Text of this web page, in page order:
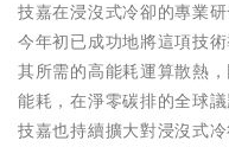
技嘉在浸沒式冷卻的專業
今年初已成功地將這項技
其所需的高能耗運算散熱
能耗，在淨零碳排的全球
技嘉也持續擴大對浸沒式